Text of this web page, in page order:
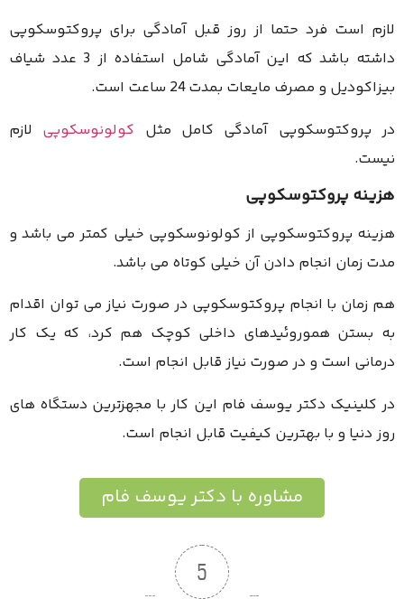
لازم است فرد حتما از روز قبل آمادگی برای پروکتوسکوپی
داشته باشد که این آمادگی شامل استفاده از 3 عدد شیاف
بیزاکودیل و مصرف مایعات بمدت 24 ساعت است.
در پروکتوسکوپی آمادگی کامل مثل کولونوسکوپی لازم
نیست.
هزینه پروکتوسکوپی
هزینه پروکتوسکوپی از کولونوسکوپی خیلی کمتر می باشد و
مدت زمان انجام دادن آن خیلی کوتاه می باشد.
هم زمان با انجام پروکتوسکوپی در صورت نیاز می توان اقدام
به بستن هموروئیدهای داخلی کوچک هم کرد، که یک کار
درمانی است و در صورت نیاز قابل انجام است.
در کلینیک دکتر یوسف فام این کار با مجهزترین دستگاه های
روز دنیا و با بهترین کیفیت قابل انجام است.
مشاوره با دکتر یوسف فام
5